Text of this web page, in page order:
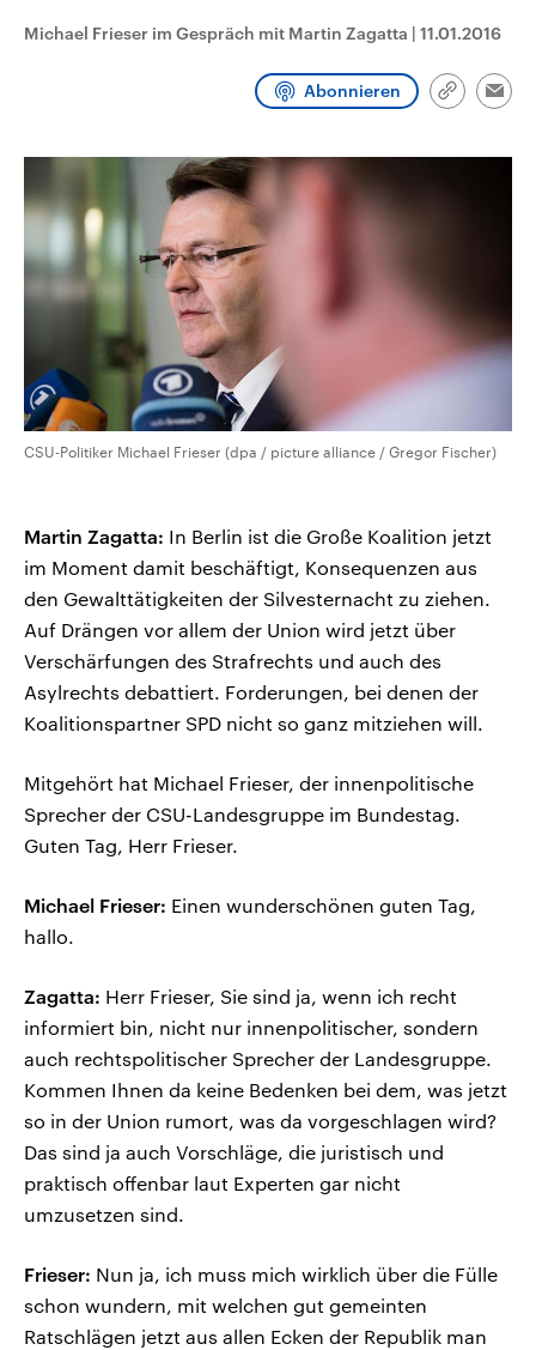
Michael Frieser im Gespräch mit Martin Zagatta | 11.01.2016
Abonnieren
Link
CSU-Politiker Michael Frieser (dpa / picture alliance / Gregor Fischer)
Martin Zagatta: In Berlin ist die Große Koalition jetzt
im Moment damit beschäftigt, Konsequenzen aus
den Gewalttätigkeiten der Silvesternacht zu ziehen.
Auf Drängen vor allem der Union wird jetzt über
Verschärfungen des Strafrechts und auch des
Asylrechts debattiert. Forderungen, bei denen der
Koalitionspartner SPD nicht so ganz mitziehen will.
Mitgehört hat Michael Frieser, der innenpolitische
Sprecher der CSU-Landesgruppe im Bundestag.
Guten Tag, Herr Frieser.
Michael Frieser: Einen wunderschönen guten Tag,
hallo.
Zagatta: Herr Frieser, Sie sind ja, wenn ich recht
informiert bin, nicht nur innenpolitischer, sondern
auch rechtspolitischer Sprecher der Landesgruppe.
Kommen Ihnen da keine Bedenken bei dem, was jetzt
so in der Union rumort, was da vorgeschlagen wird?
Das sind ja auch Vorschläge, die juristisch und
praktisch offenbar laut Experten gar nicht
umzusetzen sind.
Frieser: Nun ja, ich muss mich wirklich über die Fülle
schon wundern, mit welchen gut gemeinten
Ratschlägen jetzt aus allen Ecken der Republik man